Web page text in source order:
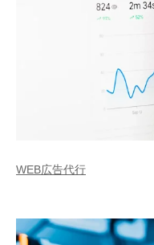
WEB広告代行